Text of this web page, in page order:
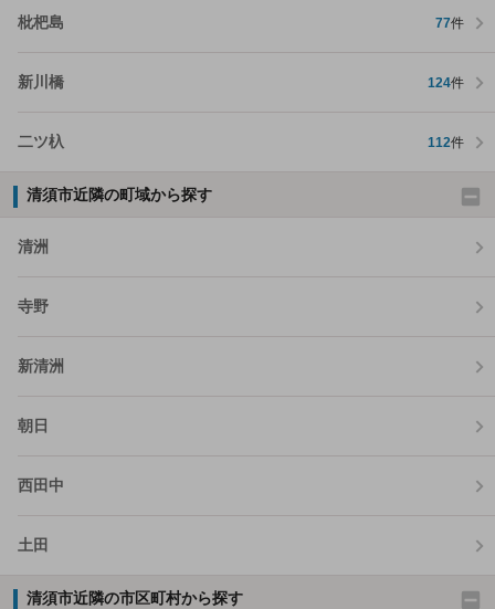
枇杷島 77件
新川橋 124件
二ツ杁 112件
清須市近隣の町域から探す
清洲
寺野
新清洲
朝日
西田中
土田
清須市近隣の市区町村から探す